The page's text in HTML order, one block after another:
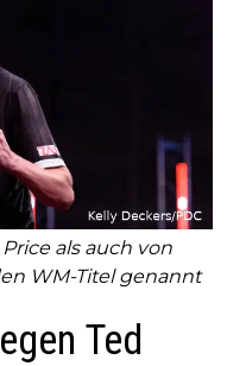
als auch von
WM-Titel genannt
Ted